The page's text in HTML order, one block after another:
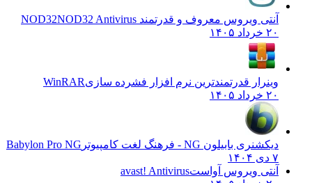
آنتی ویروس معروف و قدرتمند NOD32NOD32 Antivirus
وینرار قدرتمندترین نرم افزار فشرده سازیWinRAR
دیکشنری بابیلون NG - فرهنگ لغت کامپیوتر
Babylon Pro NG
آنتی ویروس آواستavast! Antivirus